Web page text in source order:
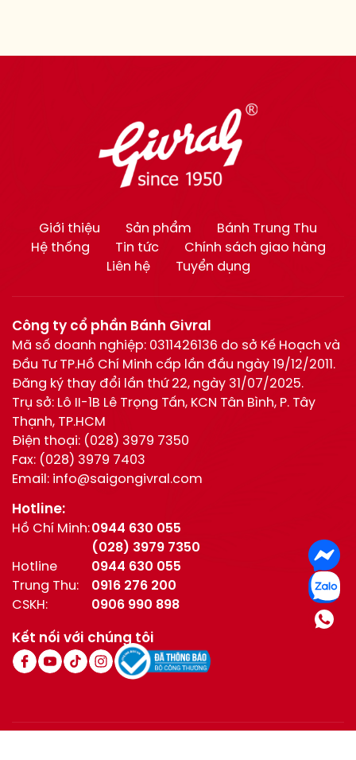
Giới thiệu Sản phẩm
Bánh Trung Thu
Hệ thống
Tin tức
Chính sách giao hàng
Liên hệ
Tuyển dụng
Công ty cổ phần Bánh Givral
Mã số doanh nghiệp: 0311426136 do sở Kế Hoạch và
Đầu Tư TP.Hồ Chí Minh cấp lần đầu ngày 19/12/2011.
Đăng ký thay đổi lần thứ 22, ngày 31/07/2025.
Trụ sở: Lô II-1B Lê Trọng Tấn, KCN Tân Bình, P. Tây
Thạnh, TP.HCM
Điện thoại: (028) 3979 7350
Fax: (028) 3979 7403
Email: info@saigongivral.com
Hotline:
Hồ Chí Minh:0944 630 055
(028) 3979 7350
Hotline
Trung Thu:
0944 630 055
0916 276 200
CSKH:
0906 990 898
Kết nối với chúng tôi